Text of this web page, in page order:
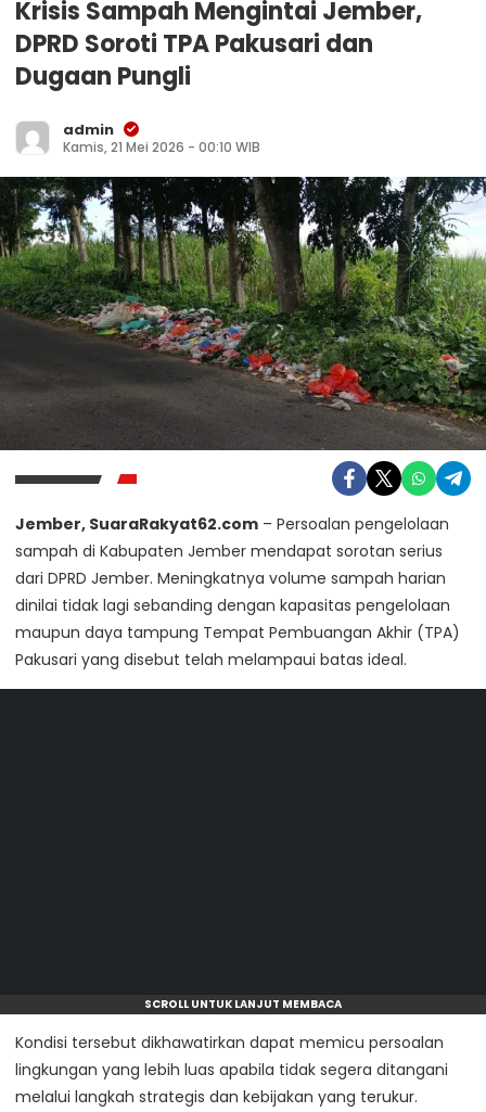
Krisis Sampah Mengintai Jember,
DPRD Soroti TPA Pakusari dan
Dugaan Pungli
admin
Kamis, 21 Mei 2026 - 00:10 WIB
Jember, SuaraRakyat62.com – Persoalan pengelolaan
sampah di Kabupaten Jember mendapat sorotan serius
dari DPRD Jember. Meningkatnya volume sampah harian
dinilai tidak lagi sebanding dengan kapasitas pengelolaan
maupun daya tampung Tempat Pembuangan Akhir (TPA)
Pakusari yang disebut telah melampaui batas ideal.
SCROLL UNTUK LANJUT MEMBACA
Kondisi tersebut dikhawatirkan dapat memicu persoalan
lingkungan yang lebih luas apabila tidak segera ditangani
melalui langkah strategis dan kebijakan yang terukur.